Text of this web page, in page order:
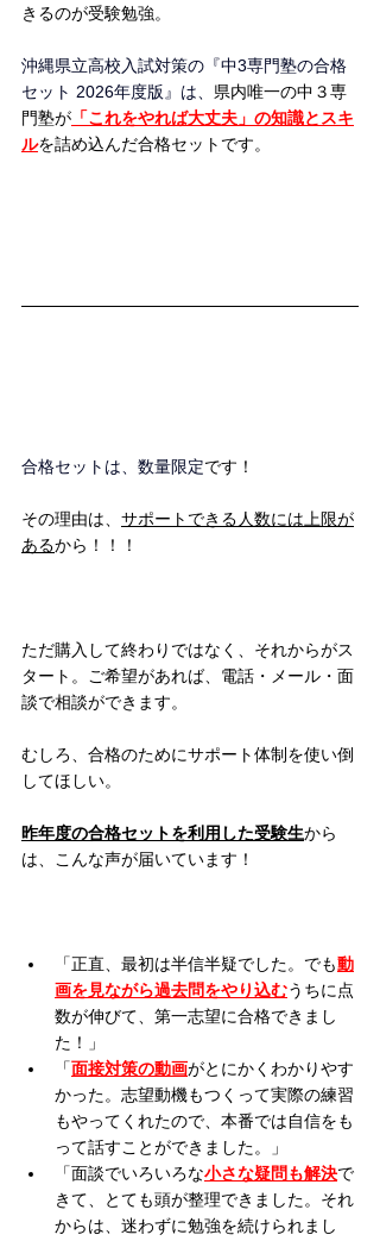
きるのが受験勉強。
沖縄県立高校入試対策の『中3専門塾の合格
セット 2026年度版』は、 県内唯一の中３専
門塾が 「これをやれば大丈夫」の知識とスキ
ルを詰め込んだ合格セットです。
合格セットは、数量限定です！
その理由は、 サポートできる人数には上限が
あるから！！！
ただ購入して終わりではなく、それからがス
タート。ご希望があれば、電話・メール・面
談で相談ができます。
むしろ、合格のためにサポート体制を使い倒
してほしい。
昨年度の合格セットを利用した受験生から
は、こんな声が届いています！
「正直、最初は半信半疑でした。でも動
画を見ながら過去問をやり込むうちに点
数が伸びて、第一志望に合格できまし
た！」
「面接対策の動画がとにかくわかりやす
かった。志望動機もつくって実際の練習
もやってくれたので、本番では自信をも
って話すことができました。」
「面談でいろいろな小さな疑問も解決で
きて、とても頭が整理できました。それ
からは、迷わずに勉強を続けられまし